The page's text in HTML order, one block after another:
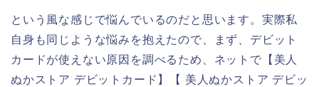
という風な感じで悩んでいるのだと思います。実際私
自身も同じような悩みを抱えたので、まず、デビット
カードが使えない原因を調べるため、ネットで【美人
ぬかストア デビットカード】【 美人ぬかストア デビッ